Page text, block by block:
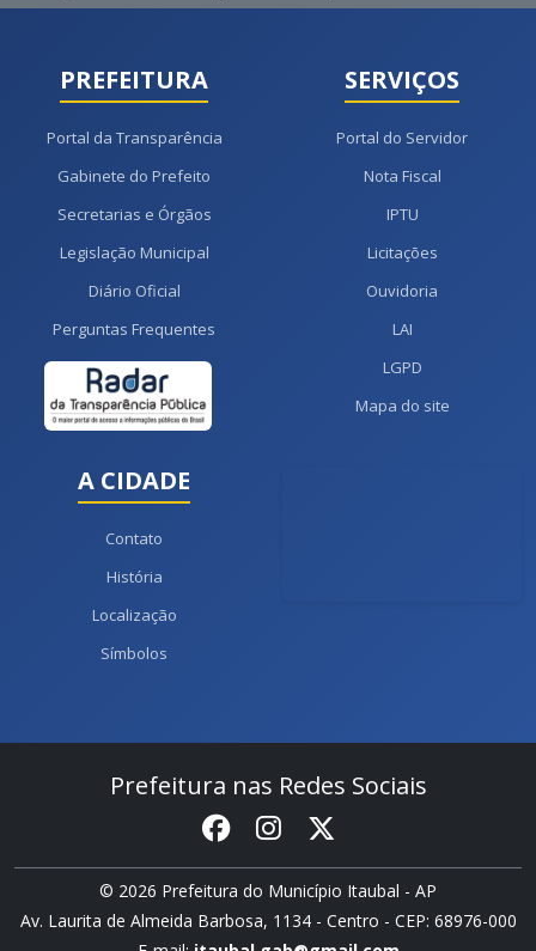
PREFEITURA
Portal da Transparência
Gabinete do Prefeito
Secretarias e Órgãos
Legislação Municipal
Diário Oficial
Perguntas Frequentes
SERVIÇOS
Portal do Servidor
Nota Fiscal
IPTU
Licitações
Ouvidoria
LAI
LGPD
Mapa do site
A CIDADE
Contato
História
Localização
Símbolos
Prefeitura nas Redes Sociais
© 2026 Prefeitura do Município Itaubal - AP
Av. Laurita de Almeida Barbosa, 1134 - Centro - CEP: 68976-000